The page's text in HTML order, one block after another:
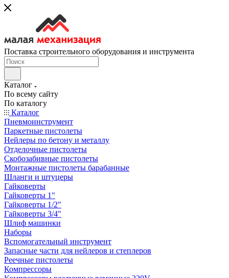
Поставка строительного оборудования и инструмента
Каталог
По всему сайту
По каталогу
Каталог
Пневмоинструмент
Паркетные пистолеты
Нейлеры по бетону и металлу
Отделочные пистолеты
Скобозабивные пистолеты
Монтажные пистолеты барабанные
Шланги и штуцеры
Гайковерты
Гайковерты 1"
Гайковерты 1/2"
Гайковерты 3/4"
Шлиф машинки
Наборы
Вспомогательный инструмент
Запасные части для нейлеров и степлеров
Реечные пистолеты
Компрессоры